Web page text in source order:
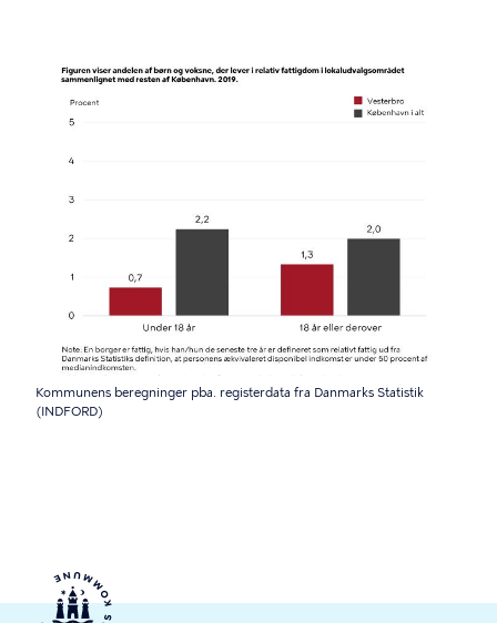
Kommunens beregninger pba. registerdata fra Danmarks Statistik
(INDFORD)